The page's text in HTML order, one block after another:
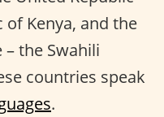
of Kenya, and the
the Swahili
countries speak
.